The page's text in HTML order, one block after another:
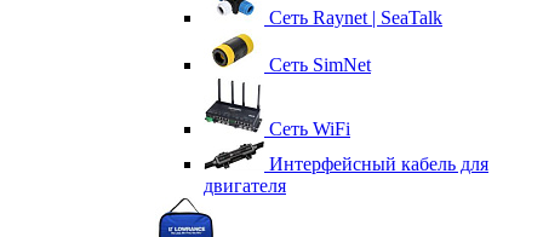
Сеть Raynet | SeaTalk
Сеть SimNet
Сеть WiFi
Интерфейсный кабель для
двигателя